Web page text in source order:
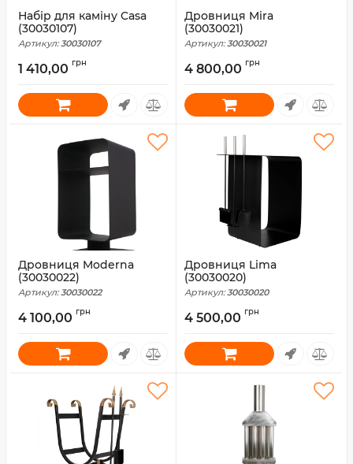
Набір для каміну Casa
(30030107)
Артикул: 30030107
1 410,00 грн
Дровниця Mira
(30030021)
Артикул: 30030021
4 800,00 грн
Дровниця Moderna
(30030022)
Артикул: 30030022
4 100,00 грн
Дровниця Lima
(30030020)
Артикул: 30030020
4 500,00 грн